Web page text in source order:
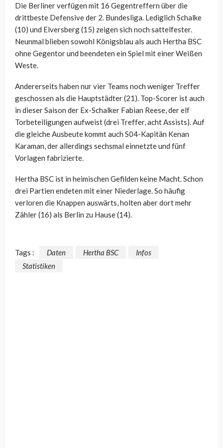
Die Berliner verfügen mit 16 Gegentreffern über die
drittbeste Defensive der 2. Bundesliga. Lediglich Schalke
(10) und Elversberg (15) zeigen sich noch sattelfester.
Neunmal blieben sowohl Königsblau als auch Hertha BSC
ohne Gegentor und beendeten ein Spiel mit einer Weißen
Weste.
Andererseits haben nur vier Teams noch weniger Treffer
geschossen als die Hauptstädter (21). Top-Scorer ist auch
in dieser Saison der Ex-Schalker Fabian Reese, der elf
Torbeteiligungen aufweist (drei Treffer, acht Assists). Auf
die gleiche Ausbeute kommt auch S04-Kapitän Kenan
Karaman, der allerdings sechsmal einnetzte und fünf
Vorlagen fabrizierte.
Hertha BSC ist in heimischen Gefilden keine Macht. Schon
drei Partien endeten mit einer Niederlage. So häufig
verloren die Knappen auswärts, holten aber dort mehr
Zähler (16) als Berlin zu Hause (14).
Tags : Daten Hertha BSC
Infos
Statistiken